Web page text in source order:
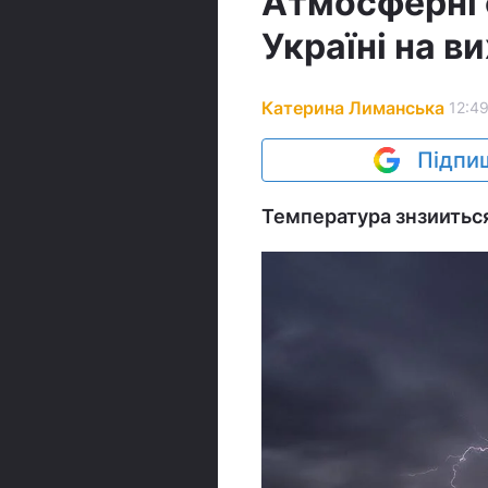
Україні на
Катерина Лиманська
Температура